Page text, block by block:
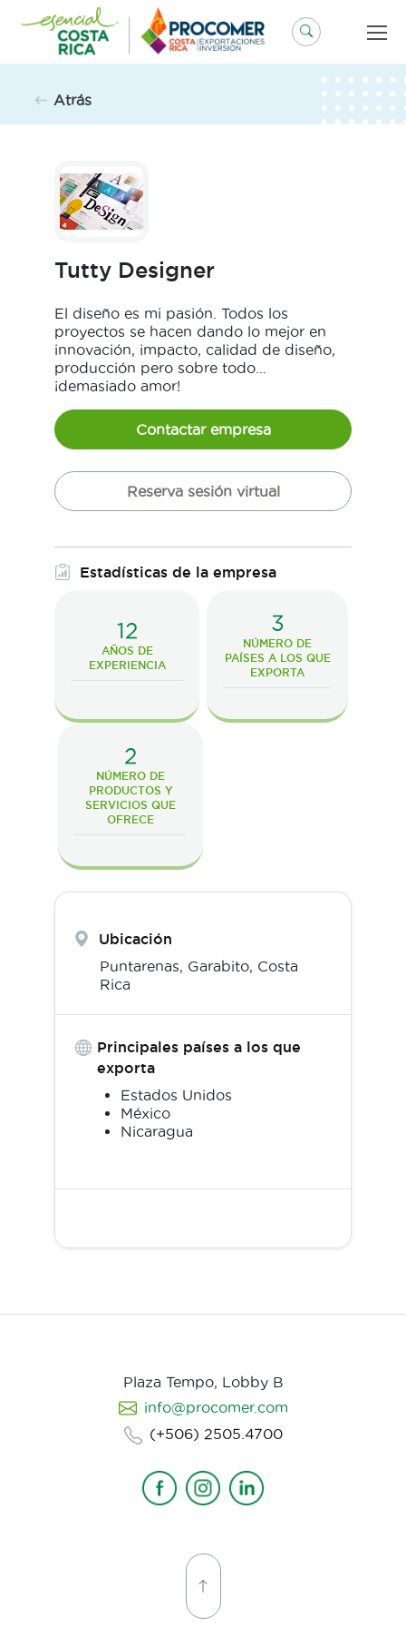
contenido
Atrás
Tutty Designer
El diseño es mi pasión. Todos los
proyectos se hacen dando lo mejor en
innovación, impacto, calidad de diseño,
producción pero sobre todo…
¡demasiado amor!
Contactar empresa
Reserva sesión virtual
Estadísticas de la empresa
12
AÑOS DE
EXPERIENCIA
3
NÚMERO DE
PAÍSES A LOS QUE
EXPORTA
2
NÚMERO DE
PRODUCTOS Y
SERVICIOS QUE
OFRECE
Ubicación
Puntarenas, Garabito, Costa
Rica
Principales países a los que
exporta
Estados Unidos
México
Nicaragua
Plaza Tempo, Lobby B
info@procomer.com
(+506) 2505.4700